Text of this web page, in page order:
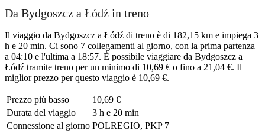
Da Bydgoszcz a Łódź in treno
Il viaggio da Bydgoszcz a Łódź di treno è di 182,15 km e impiega 3
h e 20 min. Ci sono 7 collegamenti al giorno, con la prima partenza
a 04:10 e l'ultima a 18:57. È possibile viaggiare da Bydgoszcz a
Łódź tramite treno per un minimo di 10,69 € o fino a 21,04 €. Il
miglior prezzo per questo viaggio è 10,69 €.
Prezzo più basso
10,69 €
Durata del viaggio
3 h e 20 min
Connessione al giorno POLREGIO, PKP 7